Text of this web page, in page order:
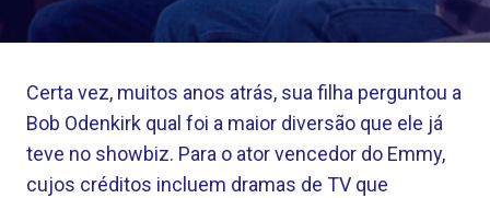
Certa vez, muitos anos atrás, sua filha perguntou a
Bob Odenkirk qual foi a maior diversão que ele já
teve no showbiz. Para o ator vencedor do Emmy,
cujos créditos incluem dramas de TV que